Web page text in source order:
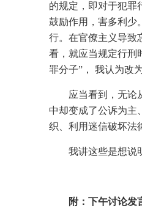
的规定，即对于犯罪
鼓励作用，害多利少
行。在官僚主义导致
看，就应当规定行刑
罪分子”， 我认为改
应当看到，无论
中却变成了公诉为主
织、利用迷信破坏法
我讲这些是想说
附：下午讨论发